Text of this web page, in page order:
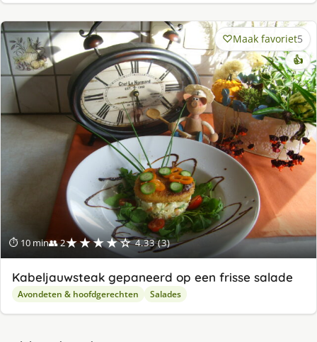
⏱ 10 min👥 2★★★★☆ 4.33 (3)
Maak favoriet5
👍
Kabeljauwsteak gepaneerd op een frisse salade
Avondeten & hoofdgerechten Salades